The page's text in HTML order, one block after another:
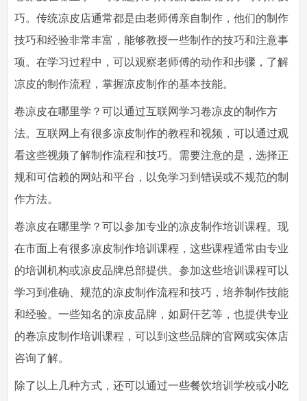
巧。传统凉皮店通常都是由老师傅亲自制作，他们的制作
技巧和经验非常丰富，能够教授一些制作的技巧和注意事
项。在学习过程中，可以观察老师傅的动作和步骤，了解
凉皮的制作流程，掌握凉皮制作的基本技能。
卷凉皮在哪里学？可以通过互联网学习卷凉皮的制作方
法。互联网上有很多凉皮制作的教程和视频，可以通过观
看这些视频了解制作流程和技巧。需要注意的是，选择正
规和可信赖的网站和平台，以免学习到错误或不规范的制
作方法。
卷凉皮在哪里学？可以参加专业的凉皮制作培训课程。现
在市面上有很多凉皮制作培训课程，这些课程通常由专业
的培训机构或凉皮品牌总部提供。参加这些培训课程可以
学习到准确、规范的凉皮制作流程和技巧，培养制作技能
和经验。一些知名的凉皮品牌，如厨仟艺等，也提供专业
的卷凉皮制作培训课程，可以到这些品牌的官网或实体店
咨询了解。
除了以上几种方式，还可以通过一些餐饮培训学校或小吃